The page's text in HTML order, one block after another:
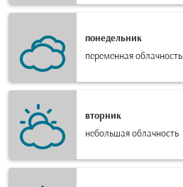
понедельник
переменная облачность
вторник
небольшая облачность